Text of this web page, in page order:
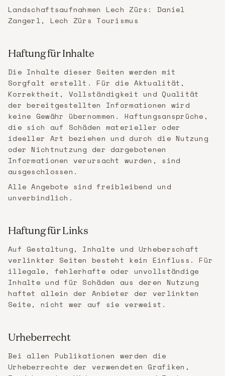
Landschaftsaufnahmen Lech Zürs: Daniel
Zangerl, Lech Zürs Tourismus
Haftung für Inhalte
Die Inhalte dieser Seiten werden mit
Sorgfalt erstellt. Für die Aktualität,
Korrektheit, Vollständigkeit und Qualität
der bereitgestellten Informationen wird
keine Gewähr übernommen. Haftungsansprüche,
die sich auf Schäden materieller oder
ideeller Art beziehen und durch die Nutzung
oder Nichtnutzung der dargebotenen
Informationen verursacht wurden, sind
ausgeschlossen.
Alle Angebote sind freibleibend und
unverbindlich.
Haftung für Links
Auf Gestaltung, Inhalte und Urheberschaft
verlinkter Seiten besteht kein Einfluss. Für
illegale, fehlerhafte oder unvollständige
Inhalte und für Schäden aus deren Nutzung
haftet allein der Anbieter der verlinkten
Seite, nicht wer auf sie verweist.
Urheberrecht
Bei allen Publikationen werden die
Urheberrechte der verwendeten Grafiken,